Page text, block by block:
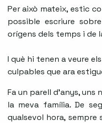
Per això mateix, estic
possible escriure
orígens dels temps i de
I què hi tenen a veure
culpables que ara
Fa un parell d’anys,
la meva família. De
qualsevol hora,